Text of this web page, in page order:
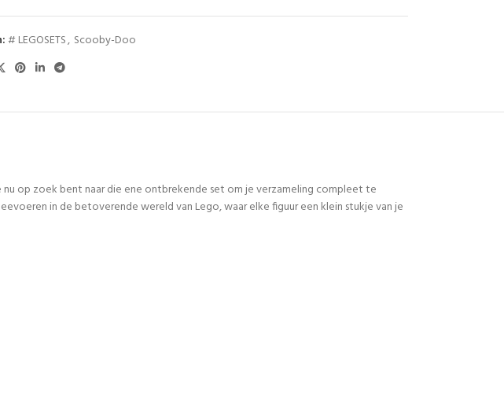
# LEGOSETS, Scooby-Doo
op zoek bent naar die ene ontbrekende set om je verzameling compleet te
in de betoverende wereld van Lego, waar elke figuur een klein stukje van je